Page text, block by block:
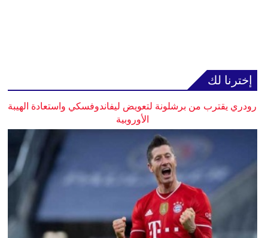
إخترنا لك
رودري يقترب من برشلونة لتعويض ليفاندوفسكي واستعادة الهيبة
الأوروبية